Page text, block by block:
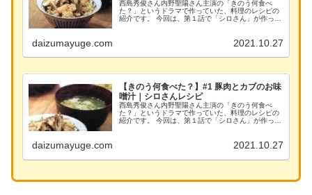
西島秀俊さん内野聖陽さん主演の「きのう何食べ
た？」というドラマで作っていた、料理のレシピの
紹介です。 今回は、第１話で「シロさん」が作って
daizumayuge.com 2021.10.27
【きのう何食べた？】#1 豚肉とカブのお味
噌汁｜シロさんレシピ
西島秀俊さん内野聖陽さん主演の「きのう何食べ
た？」というドラマで作っていた、料理のレシピの
紹介です。 今回は、第１話で「シロさん」が作って
daizumayuge.com 2021.10.27